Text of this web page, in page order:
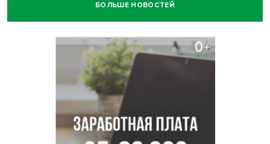
Ветеран СВО выявил рак на бесплатной диспансеризации
В Новосибирске сотрудница склада Ozon попыталась
вынести iPhone 17 под одеждой
Дело отравителя за убийство 14-летней давности
возобновили в Новосибирске
БОЛЬШЕ НОВОСТЕЙ